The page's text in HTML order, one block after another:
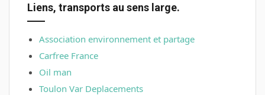
Liens, transports au sens large.
Association environnement et partage
Carfree France
Oil man
Toulon Var Deplacements